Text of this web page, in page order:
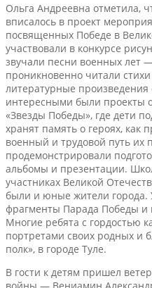
Ольга Андреевна отметила,
вписалось в проект
посвященных Победе в
участвовали в конкурсе
звучали песни военных лет
проникновенно читали
литературные
интересными были проекты
«Звезды Победы», где дети
хранят память о героях, как
военный и трудовой путь их
продемонстрировали
альбомы и презентации.
участниках Великой
были и юные жители города.
фрагменты Парада Победы и
Многие ребята с гордостью
портретами своих родных и
полк», в городе Туле.
В гости к детям пришел